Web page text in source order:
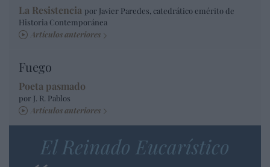
La Resistencia por Javier Paredes, catedrático emérito de
Historia Contemporánea
Artículos anteriores
Fuego
Poeta pasmado
por J. R. Pablos
Artículos anteriores
El Reinado Eucarístico